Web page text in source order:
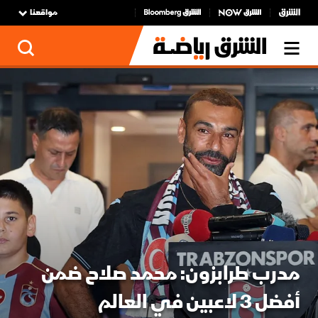
مواقعنا
الرياضة وكرة قدم
مدرب طرابزون: محمد صلاح ضمن
أفضل 3 لاعبين في العالم